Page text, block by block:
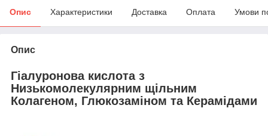
Опис Характеристики Доставка Оплата Умови
Опис
Гіалуронова кислота з
Низькомолекулярним щільним
Колагеном, Глюкозаміном та Керамідами